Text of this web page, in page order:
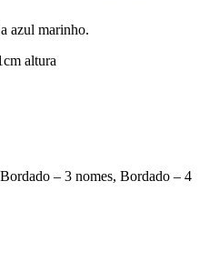
azul marinho.
altura
– 3 nomes, Bordado – 4